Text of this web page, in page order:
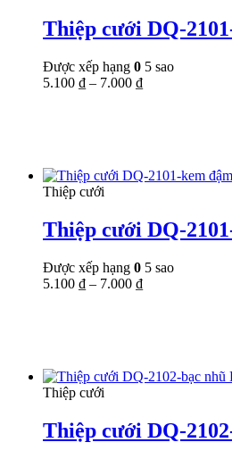
Thiệp cưới DQ-
Được xếp hạng 0 5 sao
5.100 ₫ – 7.000 ₫
Thiệp cưới
Thiệp cưới DQ-
Được xếp hạng 0 5 sao
5.100 ₫ – 7.000 ₫
Thiệp cưới
Thiệp cưới DQ-